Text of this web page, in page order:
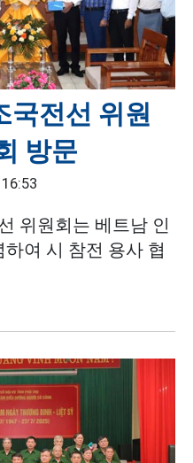
국전선 위원
방문
위원회는 베트남 인
여 시 참전 용사 협